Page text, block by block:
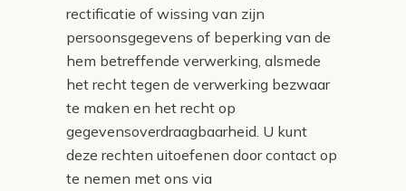
rectificatie of wissing van zijn
persoonsgegevens of beperking van de
hem betreffende verwerking, alsmede
het recht tegen de verwerking bezwaar
te maken en het recht op
gegevensoverdraagbaarheid. U kunt
deze rechten uitoefenen door contact op
te nemen met ons via